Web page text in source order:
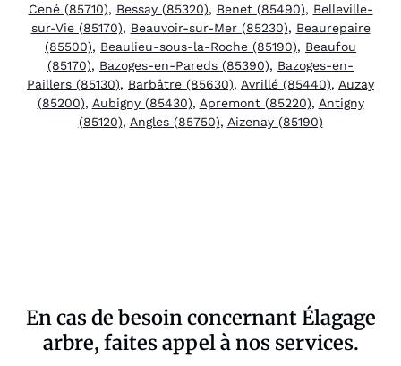
Cené (85710), Bessay (85320), Benet (85490), Belleville-
sur-Vie (85170), Beauvoir-sur-Mer (85230), Beaurepaire
(85500), Beaulieu-sous-la-Roche (85190), Beaufou
(85170), Bazoges-en-Pareds (85390), Bazoges-en-
Paillers (85130), Barbâtre (85630), Avrillé (85440), Auzay
(85200), Aubigny (85430), Apremont (85220), Antigny
(85120), Angles (85750), Aizenay (85190)
En cas de besoin concernant Élagage
arbre, faites appel à nos services.